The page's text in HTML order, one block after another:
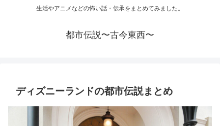
生活やアニメなどの怖い話・伝承をまとめてみました。
都市伝説〜古今東西〜
ディズニーランドの都市伝説まとめ